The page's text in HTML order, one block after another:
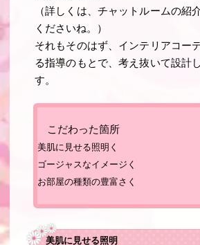
（詳しくは、 チャットルームの紹
くださいね。）
それもそのはず、インテリアコー
る指導のもとで、考え抜いて設計
す。
こだわった箇所
美肌に見せる照明く
ゴージャスなイメージく
お部屋の種類の豊富さく
美肌に見せる照明